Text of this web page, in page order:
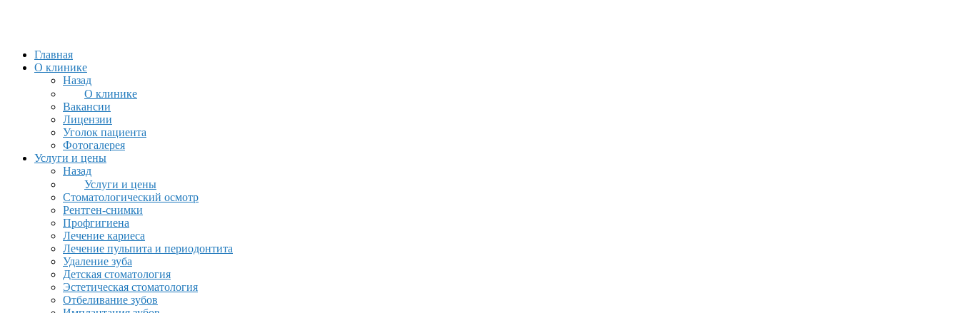
Главная
О клинике
Назад
О клинике
Вакансии
Лицензии
Уголок пациента
Фотогалерея
Услуги и цены
Назад
Услуги и цены
Стоматологический осмотр
Рентген-снимки
Профгигиена
Лечение кариеса
Лечение пульпита и периодонтита
Удаление зуба
Детская стоматология
Эстетическая стоматология
Отбеливание зубов